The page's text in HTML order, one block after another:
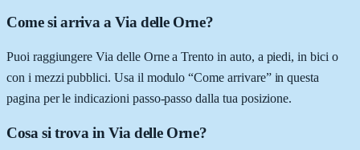
Come si arriva a Via delle Orne?
Puoi raggiungere Via delle Orne a Trento in auto, a piedi, in bici o
con i mezzi pubblici. Usa il modulo “Come arrivare” in questa
pagina per le indicazioni passo-passo dalla tua posizione.
Cosa si trova in Via delle Orne?